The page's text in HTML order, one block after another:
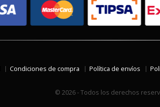
Condiciones de compra Política de envíos
© 2026 - Todos los derechos